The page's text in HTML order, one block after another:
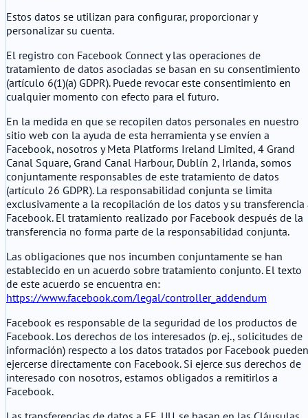
Estos datos se utilizan para configurar, proporcionar y
personalizar su cuenta.
El registro con Facebook Connect y las operaciones de
tratamiento de datos asociadas se basan en su consentimiento
(artículo 6(1)(a) GDPR). Puede revocar este consentimiento en
cualquier momento con efecto para el futuro.
En la medida en que se recopilen datos personales en nuestro
sitio web con la ayuda de esta herramienta y se envíen a
Facebook, nosotros y Meta Platforms Ireland Limited, 4 Grand
Canal Square, Grand Canal Harbour, Dublín 2, Irlanda, somos
conjuntamente responsables de este tratamiento de datos
(artículo 26 GDPR). La responsabilidad conjunta se limita
exclusivamente a la recopilación de los datos y su transferencia
Facebook. El tratamiento realizado por Facebook después de la
transferencia no forma parte de la responsabilidad conjunta.
Las obligaciones que nos incumben conjuntamente se han
establecido en un acuerdo sobre tratamiento conjunto. El texto
de este acuerdo se encuentra en:
https://www.facebook.com/legal/controller_addendum
Facebook es responsable de la seguridad de los productos de
Facebook. Los derechos de los interesados (p. ej., solicitudes de
información) respecto a los datos tratados por Facebook pueden
ejercerse directamente con Facebook. Si ejerce sus derechos de
interesado con nosotros, estamos obligados a remitirlos a
Facebook.